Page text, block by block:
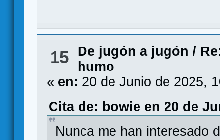
15 De jugón a jugón /
humo
« en: 20 de Junio de 2025,
Cita de: bowie en 20 de
Nunca me han interesado